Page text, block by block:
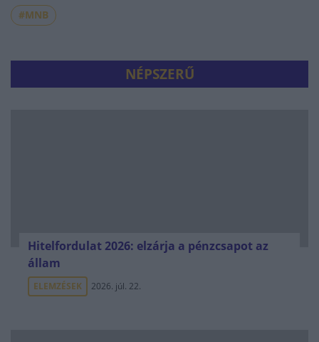
#MNB
NÉPSZERŰ
Hitelfordulat 2026: elzárja a pénzcsapot az
állam
ELEMZÉSEK 2026. júl. 22.